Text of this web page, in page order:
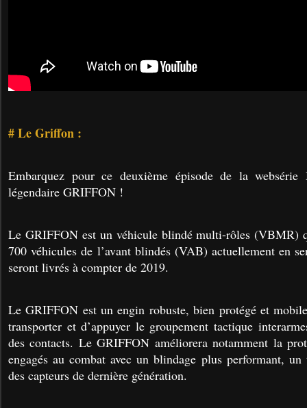
# Le Griffon :
Embarquez pour ce deuxième épisode de la
légendaire GRIFFON !
Le GRIFFON est un véhicule blindé multi-rôles (VBMR)
700 véhicules de l’avant blindés (VAB) actuellement en
seront livrés à compter de 2019.
Le GRIFFON est un engin robuste, bien protégé et
transporter et d’appuyer le groupement tactique
des contacts. Le GRIFFON améliorera notamment la
engagés au combat avec un blindage plus performant,
des capteurs de dernière génération.